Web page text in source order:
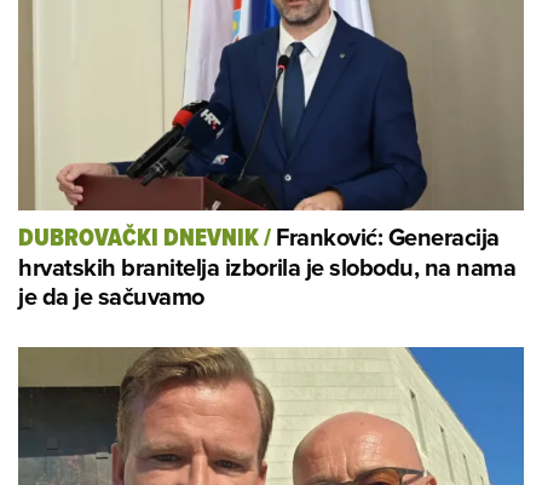
DUBROVAČKI DNEVNIK/Franković: Generacija
hrvatskih branitelja izborila je slobodu, na nama
je da je sačuvamo